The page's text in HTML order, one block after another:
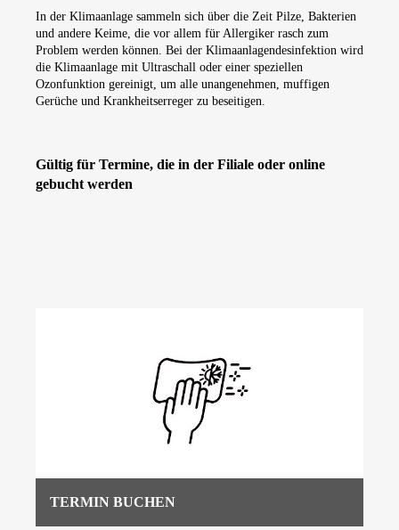
In der Klimaanlage sammeln sich über die Zeit Pilze, Bakterien
und andere Keime, die vor allem für Allergiker rasch zum
Problem werden können. Bei der Klimaanlagendesinfektion wird
die Klimaanlage mit Ultraschall oder einer speziellen
Ozonfunktion gereinigt, um alle unangenehmen, muffigen
Gerüche und Krankheitserreger zu beseitigen.
Gültig für Termine, die in der Filiale oder online
gebucht werden
TERMIN BUCHEN